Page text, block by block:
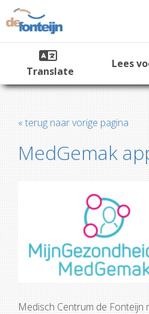
Translate
Lees
« terug naar vorige pagina
MedGemak
Medisch Centrum de Fonteijn